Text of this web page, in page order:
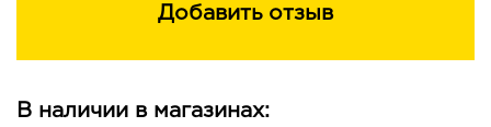
Экстракт бамбука улучшает эластичность и тонус
Добавить отзыв
В наличии в магазинах: